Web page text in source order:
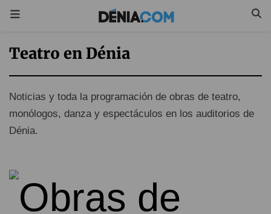
Teatro en Dénia
Noticias y toda la programación de obras de teatro,
monólogos, danza y espectáculos en los auditorios de
Dénia.